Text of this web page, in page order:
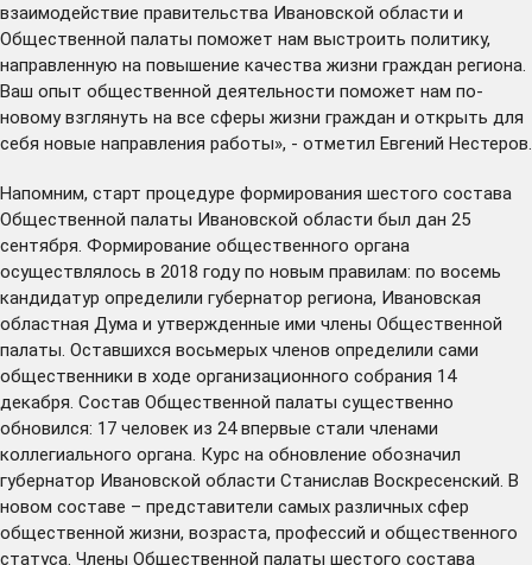
взаимодействие правительства Ивановской области и
Общественной палаты поможет нам выстроить политику,
направленную на повышение качества жизни граждан региона.
Ваш опыт общественной деятельности поможет нам по-
новому взглянуть на все сферы жизни граждан и открыть для
себя новые направления работы», - отметил Евгений Нестеров.
Напомним, старт процедуре формирования шестого состава
Общественной палаты Ивановской области был дан 25
сентября. Формирование общественного органа
осуществлялось в 2018 году по новым правилам: по восемь
кандидатур определили губернатор региона, Ивановская
областная Дума и утвержденные ими члены Общественной
палаты. Оставшихся восьмерых членов определили сами
общественники в ходе организационного собрания 14
декабря. Состав Общественной палаты существенно
обновился: 17 человек из 24 впервые стали членами
коллегиального органа. Курс на обновление обозначил
губернатор Ивановской области Станислав Воскресенский. В
новом составе – представители самых различных сфер
общественной жизни, возраста, профессий и общественного
статуса. Члены Общественной палаты шестого состава